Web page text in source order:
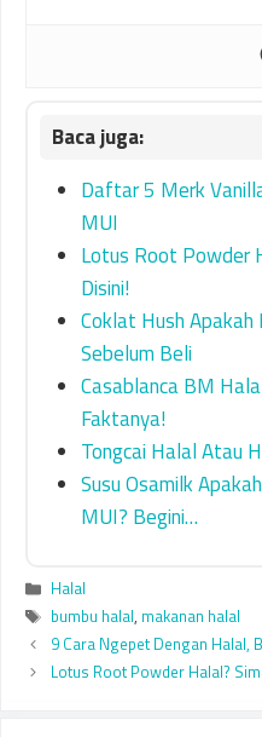
Daftar 5 Merk
MUI
Lotus Root Powder
Disini!
Coklat Hush Apakah
Sebelum Beli
Casablanca BM
Faktanya!
Tongcai Halal Atau
Susu Osamilk
MUI? Begini…
Categories
Halal
Tags
bumbu halal, makanan halal
9 Cara Ngepet Dengan Halal,
Lotus Root Powder Halal?